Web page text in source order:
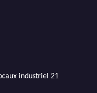
industriel 21